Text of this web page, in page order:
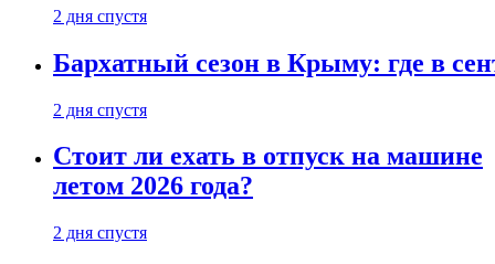
2 дня спустя
Бархатный сезон в Крыму: где в
2 дня спустя
Стоит ли ехать в отпуск на машине
летом 2026 года?
2 дня спустя